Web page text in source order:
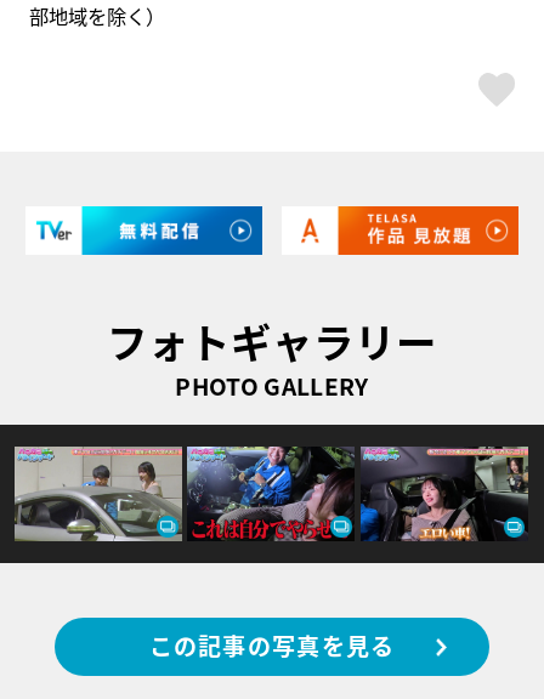
部地域を除く）
フォトギャラリー
PHOTO GALLERY
この記事の写真を見る